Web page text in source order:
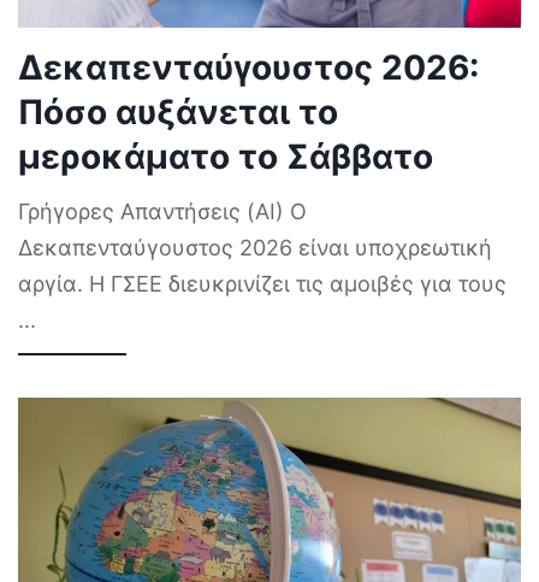
Δεκαπενταύγουστος 2026:
Πόσο αυξάνεται το
μεροκάματο το Σάββατο
Γρήγορες Απαντήσεις (AI) Ο
Δεκαπενταύγουστος 2026 είναι υποχρεωτική
αργία. Η ΓΣΕΕ διευκρινίζει τις αμοιβές για τους
...